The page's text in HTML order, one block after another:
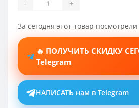
- +
За сегодня этот товар
🔥 ПОЛУЧИТЬ СКИДКУ
Telegram
НАПИСАТЬ нам в Telegram